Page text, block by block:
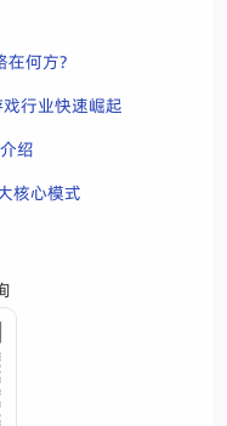
在何方?
行业快速崛起
绍
核心模式